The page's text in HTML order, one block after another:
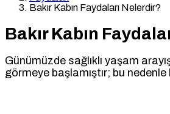
Bakır Kabın Faydaları Nelerdir?
Bakır Kabın
Günümüzde sağlıklı yaşam
görmeye başlamıştır; bu